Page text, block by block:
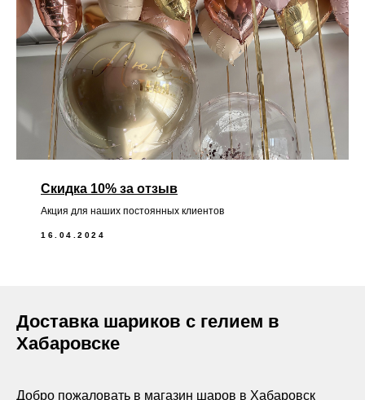
Скидка 10% за отзыв
Акция для наших постоянных клиентов
16.04.2024
Доставка шариков с гелием в
Хабаровске
Добро пожаловать в магазин шаров в Хабаровск